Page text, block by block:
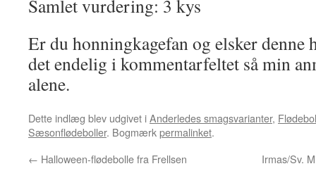
Samlet vurdering: 3 kys
Er du honningkagefan og elsker denne
det endelig i kommentarfeltet så min
alene.
Dette indlæg blev udgivet iAnderledes smagsvarianter,
Sæsonflødeboller. Bogmærkpermalinket.
← Halloween-flødebolle fra Frellsen Irmas/Sv.